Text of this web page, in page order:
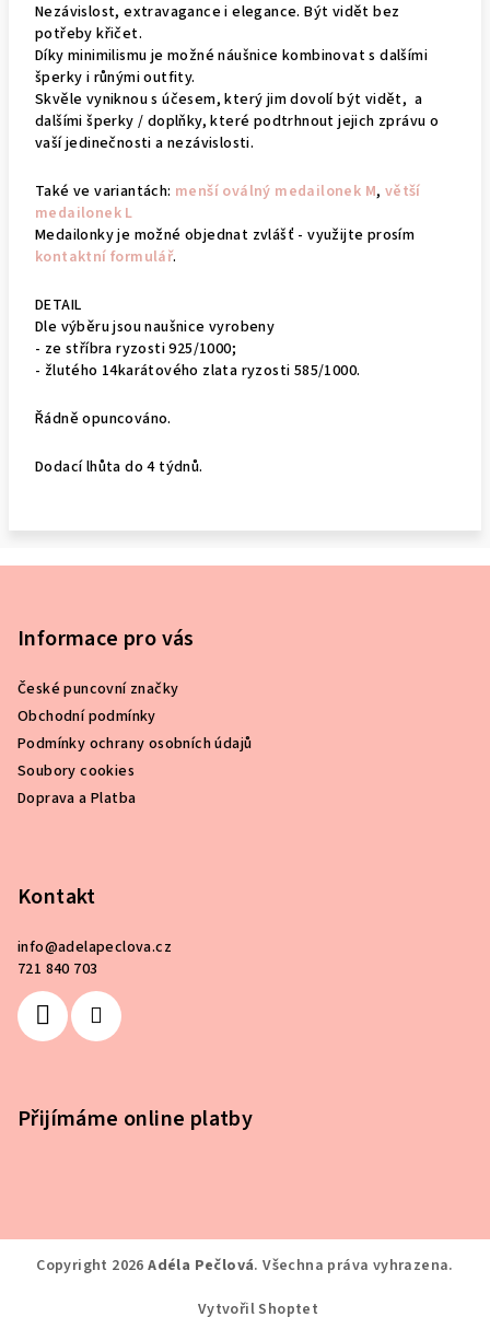
Nezávislost, extravagance i elegance. Být vidět bez
potřeby křičet.
Díky minimilismu je možné náušnice kombinovat s dalšími
šperky i růnými outfity.
Skvěle vyniknou s účesem, který jim dovolí být vidět, a
dalšími šperky / doplňky, které podtrhnout jejich zprávu o
vaší jedinečnosti a nezávislosti.
Také ve variantách: menší oválný medailonek M, větší
medailonek L
Medailonky je možné objednat zvlášť - využijte prosím
kontaktní formulář.
DETAIL
Dle výběru jsou naušnice vyrobeny
- ze stříbra ryzosti 925/1000;
- žlutého 14karátového zlata ryzosti 585/1000.
Řádně opuncováno.
Dodací lhůta do 4 týdnů.
Informace pro vás
České puncovní značky
Obchodní podmínky
Podmínky ochrany osobních údajů
Soubory cookies
Doprava a Platba
Kontakt
info@adelapeclova.cz
721 840 703
Přijímáme online platby
Copyright 2026Adéla Pečlová. Všechna práva vyhrazena.
Vytvořil Shoptet